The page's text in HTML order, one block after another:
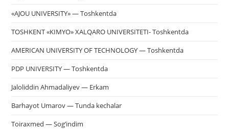
«AJOU UNIVERSITY» — Toshkentda
TOSHKENT «KIMYO» XALQARO UNIVERSITETI- Toshkentda
AMERICAN UNIVERSITY OF TECHNOLOGY — Toshkentda
PDP UNIVERSITY — Toshkentda
Jaloliddin Ahmadaliyev — Erkam
Barhayot Umarov — Tunda kechalar
Toiraxmed — Sog’indim